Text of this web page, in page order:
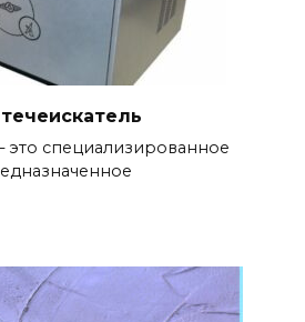
это специализированное